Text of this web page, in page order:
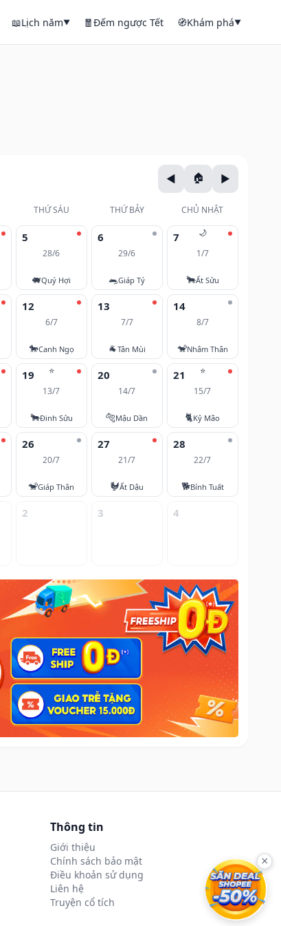
📖Lịch năm▼ 🧧Đếm ngược Tết 🧭Khám phá▼
THỨ SÁU THỨ BẢY CHỦ NHẬT
5
28/6
🐖Quý Hợi
6
29/6
🐀Giáp Tý
🌙
7
1/7
🐂Ất Sửu
12
6/7
🐎Canh Ngọ
13
7/7
🐐Tân Mùi
14
8/7
🐒Nhâm Thân
⭐
19
13/7
🐂Đinh Sửu
20
14/7
🐅Mậu Dần
⭐
21
15/7
🐈Kỷ Mão
26
20/7
🐒Giáp Thân
27
21/7
🐓Ất Dậu
28
22/7
🐕Bính Tuất
2 3 4
Thông tin
Giới thiệu
Chính sách bảo mật
Điều khoản sử dụng
Liên hệ
Truyện cổ tích
×